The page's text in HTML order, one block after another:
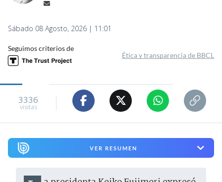
Sábado 08 Agosto, 2026 | 11:01
Seguimos criterios de
Ética y transparencia de BBCL
3336
visitas
VER RESUMEN